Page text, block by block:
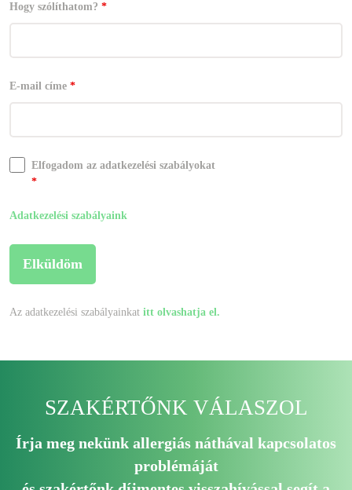
Hogy szólíthatom? *
E-mail címe *
Elfogadom az adatkezelési szabályokat
*
Adatkezelési szabályaink
Az adatkezelési szabályainkat itt olvashatja el.
SZAKÉRTŐNK VÁLASZOL
Írja meg nekünk allergiás náthával kapcsolatos
problémáját